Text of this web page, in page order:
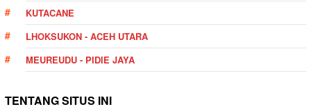
KUTACANE
LHOKSUKON - ACEH UTARA
MEUREUDU - PIDIE JAYA
TENTANG SITUS INI